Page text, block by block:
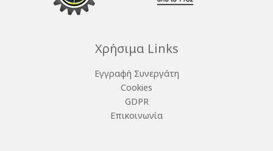
Χρήσιμα Links
Εγγραφή Συνεργάτη
Cookies
GDPR
Επικοινωνία